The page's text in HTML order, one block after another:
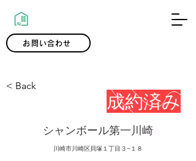
お問い合わせ
成約済み
シャンボール第一川崎
川崎市川崎区貝塚１丁目３−１８
< Back